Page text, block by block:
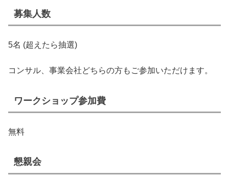
募集人数
5名 (超えたら抽選)
コンサル、事業会社どちらの方もご参加いただけます。
ワークショップ参加費
無料
懇親会